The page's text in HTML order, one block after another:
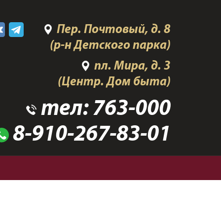
Пер. Почтовый, д. 8
(р-н Детского парка)
пл. Мира, д. 3
(Центр. Дом быта)
тел: 763-000
8-910-267-83-01